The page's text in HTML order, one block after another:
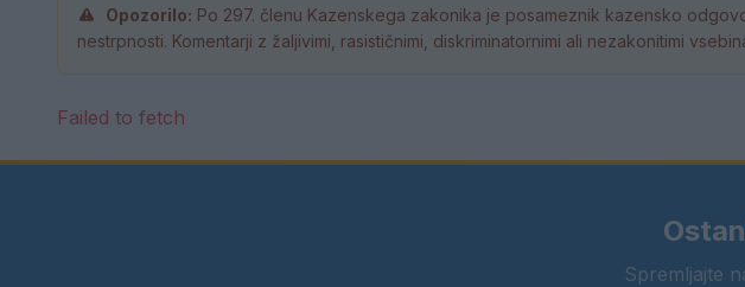
Opozorilo: Po 297. členu Kazenskega zakonika je posameznik kazensko
nestrpnosti. Komentarji z žaljivimi, rasističnimi, diskriminatornimi ali nezakonitimi
Failed to fetch
Spremljajte